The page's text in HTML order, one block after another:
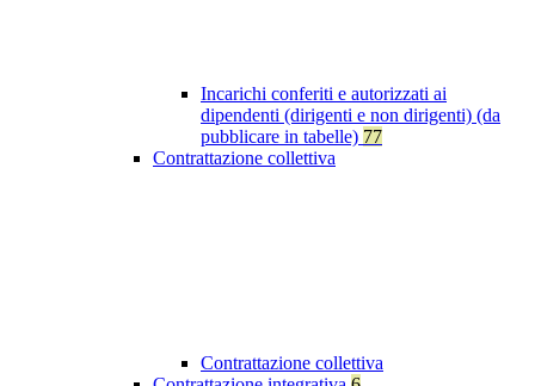
Incarichi conferiti e autorizzati ai
dipendenti (dirigenti e non dirigenti) (da
pubblicare in tabelle) 77
Contrattazione collettiva
Contrattazione collettiva